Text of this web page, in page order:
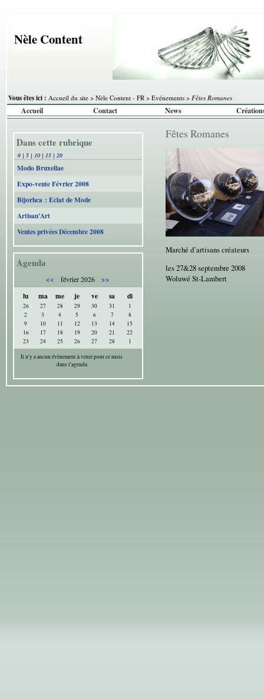
Nèle Content
Vous êtes ici : Accueil du site > Nèle Content - FR > Evénements > Fêtes Romanes
Accueil Contact News
Dans cette rubrique
0 | 5 | 10 | 15 | 20
Modo Bruxellae
Expo-vente Février 2008
Bijorhca : Eclat de Mode
Artisan’Art
Ventes privées Décembre 2008
Agenda
<< février 2026
>>
lu
ma me je ve sa di
26 27 28 29 30 31
1
2
3 4 5 6 7
8
9
10 11 12 13 14
15
16
17 18 19 20 21
22
23
24 25 26 27 28
1
Il n'y a aucun évènement à venir pour ce mois
dans l'agenda
Fêtes Romanes
Marché d’artisans créateurs
les 27&28 septembre 2008
Woluwé St-Lambert